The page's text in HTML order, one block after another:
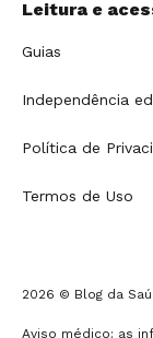
Leitura e
Guias
Independência
Política de
Termos de Uso
2026 © Blog da
Aviso médico: as